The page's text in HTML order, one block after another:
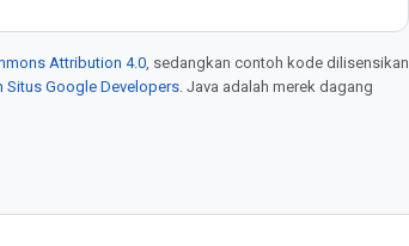
Attribution 4.0, sedangkan contoh kode dilisensikan
Situs Google Developers. Java adalah merek dagang